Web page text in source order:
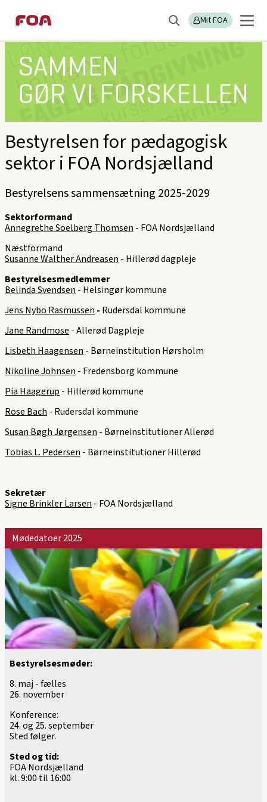
til
hovedindhold
til
hovedmenu
Søg Mit FOA
Sektions
menu
FOA Nordsjælland
Bestyrelsen for pædagogisk
sektor i FOA Nordsjælland
Bestyrelsens sammensætning 2025-2029
Sektorformand
Annegrethe Soelberg Thomsen - FOA Nordsjælland
Næstformand
Susanne Walther Andreasen - Hillerød dagpleje
Bestyrelsesmedlemmer
Belinda Svendsen - Helsingør kommune
Jens Nybo Rasmussen - Rudersdal kommune
Jane Randmose - Allerød Dagpleje
Lisbeth Haagensen - Børneinstitution Hørsholm
Nikoline Johnsen - Fredensborg kommune
Pia Haagerup - Hillerød kommune
Rose Bach - Rudersdal kommune
Susan Bøgh Jørgensen - Børneinstitutioner Allerød
Tobias L. Pedersen - Børneinstitutioner Hillerød
Sekretær
Signe Brinkler Larsen - FOA Nordsjælland
Mødedatoer 2025
Bestyrelsesmøder:
8. maj - fælles
26. november
Konference:
24. og 25. september
Sted følger.
Sted og tid:
FOA Nordsjælland
kl. 9:00 til 16:00